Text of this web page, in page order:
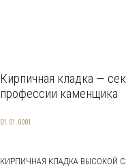
Кирпичная кладка —
профессии каменщика
01.01.0001
КИРПИЧНАЯ КЛАДКА ВЫСОКОЙ